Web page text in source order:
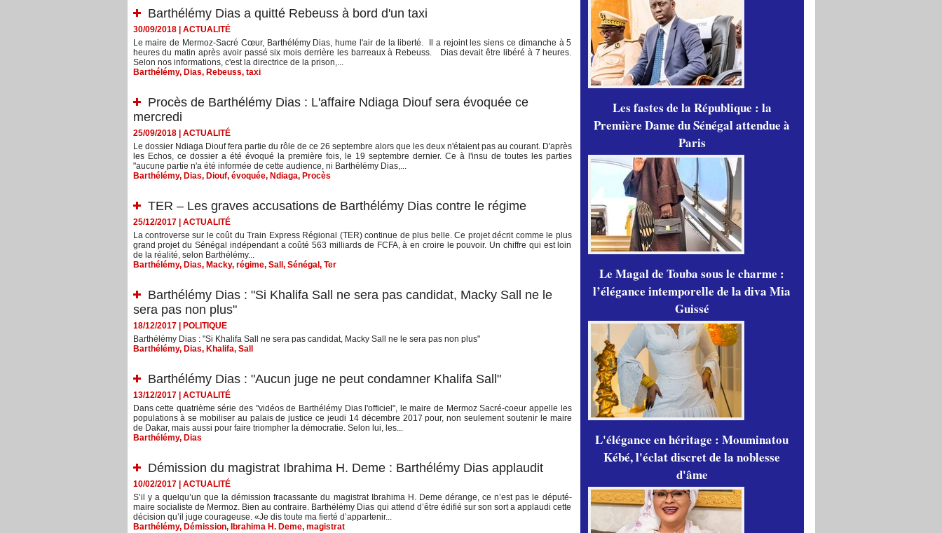
Barthélémy Dias a quitté Rebeuss à bord d'un taxi
30/09/2018| ACTUALITÉ
Le maire de Mermoz-Sacré Cœur, Barthélémy Dias, hume l'air de la liberté. Il a rejoint les siens ce dimanche à 5
heures du matin après avoir passé six mois derrière les barreaux à Rebeuss. Dias devait être libéré à 7 heures.
Selon nos informations, c'est la directrice de la prison,...
Barthélémy, Dias, Rebeuss, taxi
Procès de Barthélémy Dias : L'affaire Ndiaga Diouf sera évoquée ce
mercredi
25/09/2018| ACTUALITÉ
Le dossier Ndiaga Diouf fera partie du rôle de ce 26 septembre alors que les deux n'étaient pas au courant. D'après
les Echos, ce dossier a été évoqué la première fois, le 19 septembre dernier. Ce à l'insu de toutes les parties
"aucune partie n'a été informée de cette audience, ni Barthélémy Dias,...
Barthélémy, Dias, Diouf, évoquée, Ndiaga, Procès
TER – Les graves accusations de Barthélémy Dias contre le régime
25/12/2017| ACTUALITÉ
La controverse sur le coût du Train Express Régional (TER) continue de plus belle. Ce projet décrit comme le plus
grand projet du Sénégal indépendant a coûté 563 milliards de FCFA, à en croire le pouvoir. Un chiffre qui est loin
de la réalité, selon Barthélémy...
Barthélémy, Dias, Macky, régime, Sall , Sénégal , Ter
Barthélémy Dias : "Si Khalifa Sall ne sera pas candidat, Macky Sall ne le
sera pas non plus"
18/12/2017|
POLITIQUE
Barthélémy Dias : "Si Khalifa Sall ne sera pas candidat, Macky Sall ne le sera pas non plus"
Barthélémy, Dias, Khalifa, Sall
Barthélémy Dias : "Aucun juge ne peut condamner Khalifa Sall"
13/12/2017| ACTUALITÉ
Dans cette quatrième série des "vidéos de Barthélémy Dias l'officiel", le maire de Mermoz Sacré-coeur appelle les
populations à se mobiliser au palais de justice ce jeudi 14 décembre 2017 pour, non seulement soutenir le maire
de Dakar, mais aussi pour faire triompher la démocratie. Selon lui, les...
Barthélémy, Dias
Démission du magistrat Ibrahima H. Deme : Barthélémy Dias applaudit
10/02/2017| ACTUALITÉ
S’il y a quelqu’un que la démission fracassante du magistrat Ibrahima H. Deme dérange, ce n’est pas le député-
maire socialiste de Mermoz. Bien au contraire. Barthélémy Dias qui attend d’être édifié sur son sort a applaudi cette
décision qu’il juge courageuse. «Je dis toute ma fierté d’appartenir...
Barthélémy, Démission, Ibrahima H. Deme, magistrat
Les fastes de la République : la
Première Dame du Sénégal attendue à
Paris
Le Magal de Touba sous le charme :
l’élégance intemporelle de la diva Mia
Guissé
L'élégance en héritage : Mouminatou
Kébé, l'éclat discret de la noblesse
d'âme